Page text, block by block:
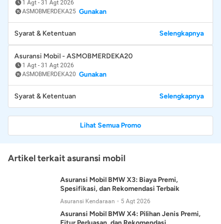
1 Agt - 31 Agt 2026
ASMOBMERDEKA25 Gunakan
Syarat & Ketentuan Selengkapnya
Asuransi Mobil - ASMOBMERDEKA20
1 Agt - 31 Agt 2026
ASMOBMERDEKA20 Gunakan
Syarat & Ketentuan Selengkapnya
Lihat Semua Promo
Artikel terkait asuransi mobil
Asuransi Mobil BMW X3: Biaya Premi,
Spesifikasi, dan Rekomendasi Terbaik
Asuransi Kendaraan 5 Agt 2026
Asuransi Mobil BMW X4: Pilihan Jenis Premi,